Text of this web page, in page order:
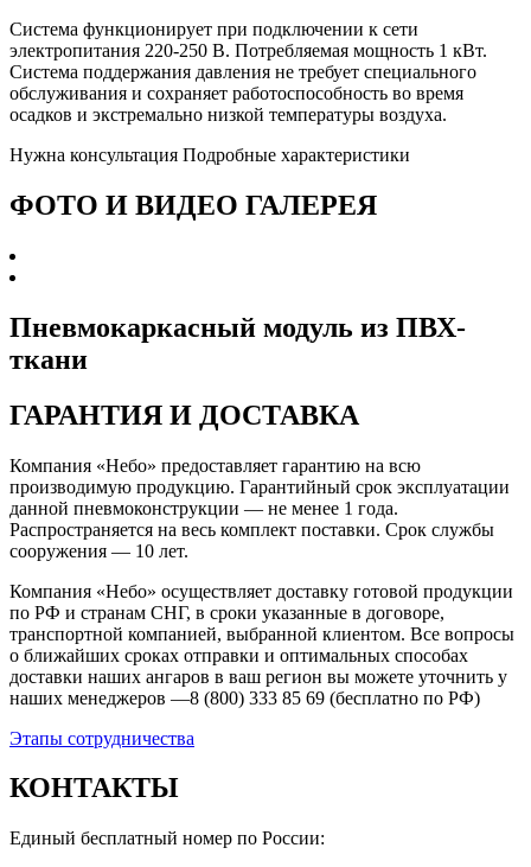
Система функционирует при подключении к сети
электропитания 220-250 В. Потребляемая мощность 1 кВт.
Система поддержания давления не требует специального
обслуживания и сохраняет работоспособность во время
осадков и экстремально низкой температуры воздуха.
Нужна консультация Подробные характеристики
ФОТО И ВИДЕО ГАЛЕРЕЯ
Пневмокаркасный модуль из ПВХ-
ткани
ГАРАНТИЯ И ДОСТАВКА
Компания «Небо» предоставляет гарантию на всю
производимую продукцию. Гарантийный срок эксплуатации
данной пневмоконструкции — не менее 1 года.
Распространяется на весь комплект поставки. Срок службы
сооружения — 10 лет.
Компания «Небо» осуществляет доставку готовой продукции
по РФ и странам СНГ, в сроки указанные в договоре,
транспортной компанией, выбранной клиентом. Все вопросы
о ближайших сроках отправки и оптимальных способах
доставки наших ангаров в ваш регион вы можете уточнить у
наших менеджеров —8 (800) 333 85 69 (бесплатно по РФ)
Этапы сотрудничества
КОНТАКТЫ
Единый бесплатный номер по России: